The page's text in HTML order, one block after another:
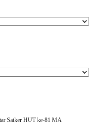
Satker HUT ke-81 MA